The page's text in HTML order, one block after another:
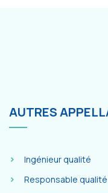
AUTRES
Ingénieur qualité
Responsable